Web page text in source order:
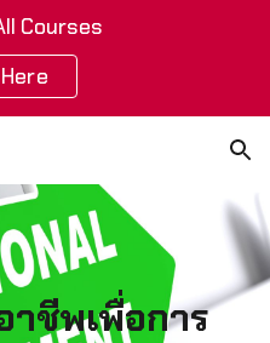
Courses
ชีพเพื่อการ